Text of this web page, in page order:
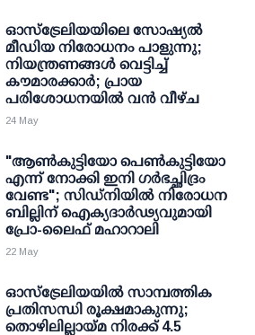
ഓസ്‌ട്രേലിയയിലെ സോഷ്യൽ
മീഡിയ നിരോധനം പാളുന്നു;
നിയന്ത്രണങ്ങൾ വെട്ടിച്ച്
കൗമാരക്കാർ; പ്രായ
പരിശോധനയിൽ വൻ വീഴ്ച
24 May
"ആൺകുട്ടിയോ പെൺകുട്ടിയോ
എന്ന് നോക്കി ഇനി ഗർഭച്ഛിദ്രം
വേണ്ട"; സിഡ്നിയിൽ നിരോധന
ബില്ലിന് ഐക്യദാർഢ്യവുമായി
പ്രോ-ലൈഫ് മഹാറാലി
22 May
ഓസ്‌ട്രേലിയയിൽ സാമ്പത്തിക
പ്രതിസന്ധി രൂക്ഷമാകുന്നു;
തൊഴിലില്ലായ്മ നിരക്ക് 4.5